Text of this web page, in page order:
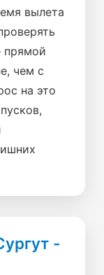
вылета
прямой
чем с
на это
-